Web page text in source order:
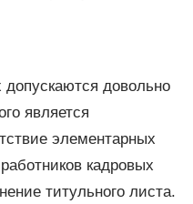
довольно
является
элементарных
кадровых
титульного листа.